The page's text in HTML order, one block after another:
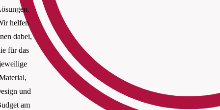
helfen
dabei,
für das
und
am